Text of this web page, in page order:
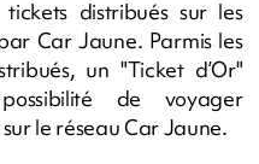
distribués sur les
Car Jaune. Parmis les
un "Ticket d’Or"
de voyager
le réseau Car Jaune.